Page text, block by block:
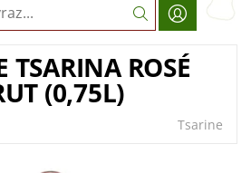
TSARINA ROSÉ
(0,75L)
Tsarine